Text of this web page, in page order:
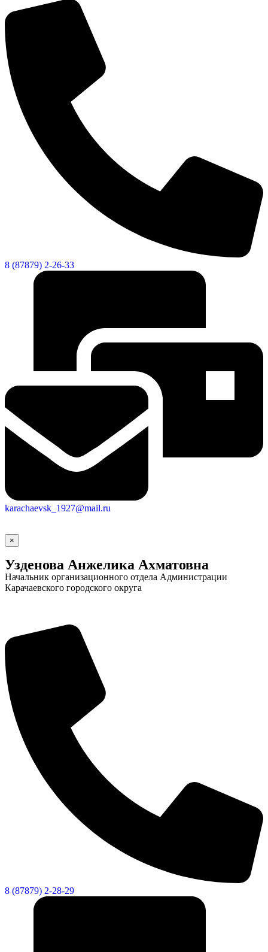
"Минги Тау"
Виртуальная
8 (87879) 2-26-33
karachaevsk_1927@mail.ru
×
Узденова Анжелика Ахматовна
Начальник организационного отдела Администрации
Карачаевского городского округа
8 (87879) 2-28-29